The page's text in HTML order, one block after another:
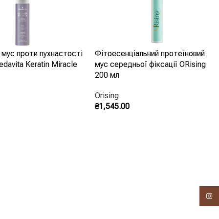
ніж у типі засобу.
є, а плівки немає.
очищення, якщо стайлінгу в
проти пухнастості
Keratin Miracle
Фітоесенціальний протеїновий
мус середньої фіксації ORising
200 мл
Orising
₴1,545.00